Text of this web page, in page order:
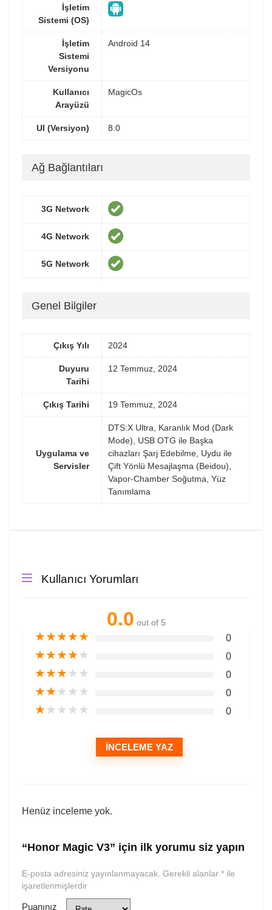
İşletim
Sistemi (OS)
İşletim
Sistemi
Versiyonu
Android 14
Kullanıcı
Arayüzü
MagicOs
UI (Versiyon) 8.0
Ağ Bağlantıları
3G Network
4G Network
5G Network
Genel Bilgiler
Çıkış Yılı 2024
Duyuru
Tarihi
12 Temmuz, 2024
Çıkış Tarihi 19 Temmuz, 2024
Uygulama ve
Servisler
DTS:X Ultra, Karanlık Mod (Dark
Mode), USB OTG ile Başka
cihazları Şarj Edebilme, Uydu ile
Çift Yönlü Mesajlaşma (Beidou),
Vapor-Chamber Soğutma, Yüz
Tanımlama
Kullanıcı Yorumları
0.0 out of 5
★★★★★ 0
★★★★★ 0
★★★★★ 0
★★★★★ 0
★★★★★ 0
İNCELEME YAZ
Henüz inceleme yok.
“Honor Magic V3” için ilk yorumu siz yapın
E-posta adresiniz yayınlanmayacak. Gerekli alanlar * ile
işaretlenmişlerdir
Puanınız